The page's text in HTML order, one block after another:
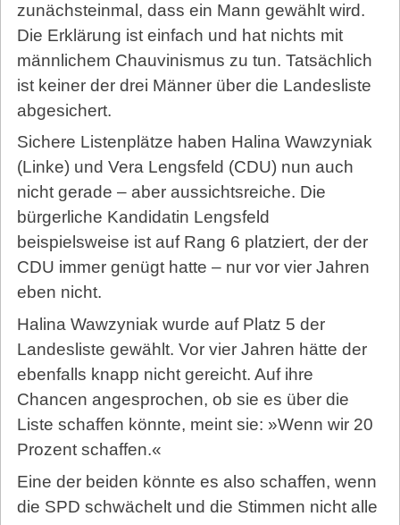
zunächsteinmal, dass ein Mann gewählt wird.
Die Erklärung ist einfach und hat nichts mit
männlichem Chauvinismus zu tun. Tatsächlich
ist keiner der drei Männer über die Landesliste
abgesichert.
Sichere Listenplätze haben Halina Wawzyniak
(Linke) und Vera Lengsfeld (CDU) nun auch
nicht gerade – aber aussichtsreiche. Die
bürgerliche Kandidatin Lengsfeld
beispielsweise ist auf Rang 6 platziert, der der
CDU immer genügt hatte – nur vor vier Jahren
eben nicht.
Halina Wawzyniak wurde auf Platz 5 der
Landesliste gewählt. Vor vier Jahren hätte der
ebenfalls knapp nicht gereicht. Auf ihre
Chancen angesprochen, ob sie es über die
Liste schaffen könnte, meint sie: »Wenn wir 20
Prozent schaffen.«
Eine der beiden könnte es also schaffen, wenn
die SPD schwächelt und die Stimmen nicht alle